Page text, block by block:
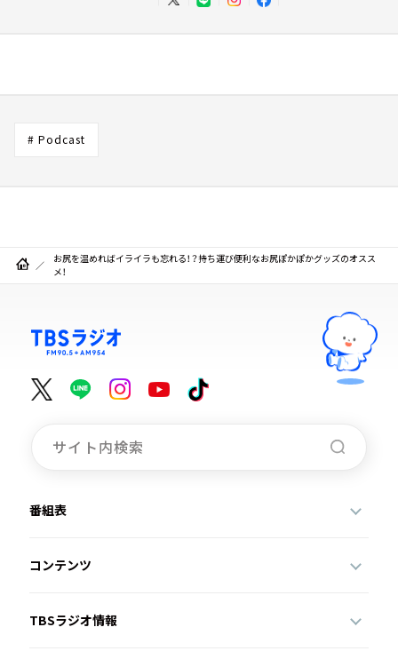
# Podcast
お尻を温めればイライラも忘れる！？持ち運び便利なお尻ぽかぽかグッズのオスス
メ！
番組表
コンテンツ
TBSラジオ情報